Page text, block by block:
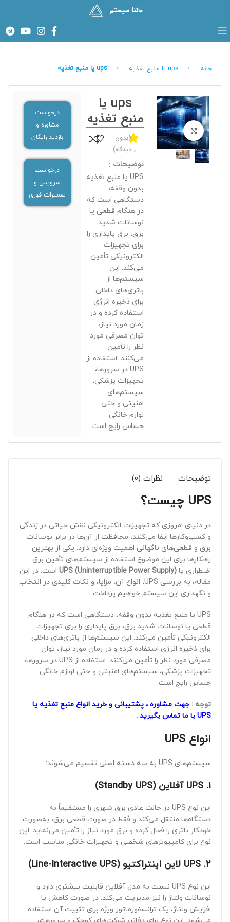
خانه ups یا منبع تغذیه ups یا منبع تغذیه
برای بزرگنمایی کلیک کنید
ups یا
منبع تغذیه
0
(بدون
دیدگاه)
توضیحات :
UPS یا منبع تغذیه
بدون وقفه،
دستگاهی است که
در هنگام قطعی یا
نوسانات شدید
برق، برق پایداری را
برای تجهیزات
الکترونیکی تأمین
می‌کند. این
سیستم‌ها از
باتری‌های داخلی
برای ذخیره انرژی
استفاده کرده و در
زمان مورد نیاز،
توان مصرفی مورد
نظر را تأمین
می‌کنند. استفاده از
UPS در سرورها،
تجهیزات پزشکی،
سیستم‌های
امنیتی و حتی
لوازم خانگی
حساس رایج است.
درخواست
مشاوره و
بازدید رایگان
درخواست
سرویس و
تعمیرات فوری
توضیحات نظرات (0)
UPS چیست؟
در دنیای امروزی که تجهیزات الکترونیکی نقش حیاتی در زندگی
و کسب‌وکارها ایفا می‌کنند، محافظت از آن‌ها در برابر نوسانات
برق و قطعی‌های ناگهانی اهمیت ویژه‌ای دارد. یکی از بهترین
راهکارها برای این موضوع استفاده از سیستم‌های تأمین برق
اضطراری یا UPS (Uninterruptible Power Supply) است. در این
مقاله، به بررسی UPS، انواع آن، مزایا، و نکات کلیدی در انتخاب
و نگهداری این سیستم خواهیم پرداخت.
UPS یا منبع تغذیه بدون وقفه، دستگاهی است که در هنگام
قطعی یا نوسانات شدید برق، برق پایداری را برای تجهیزات
الکترونیکی تأمین می‌کند. این سیستم‌ها از باتری‌های داخلی
برای ذخیره انرژی استفاده کرده و در زمان مورد نیاز، توان
مصرفی مورد نظر را تأمین می‌کنند. استفاده از UPS در سرورها،
تجهیزات پزشکی، سیستم‌های امنیتی و حتی لوازم خانگی
حساس رایج است.
توجه : جهت مشاوره ، پشتیبانی و خرید انواع منبع تغذیه یا
UPS با ما تماس بگیرید .
انواع UPS
سیستم‌های UPS به سه دسته اصلی تقسیم می‌شوند:
1. UPS آفلاین (Standby UPS)
این نوع UPS در حالت عادی برق شهری را مستقیماً به
دستگاه‌ها منتقل می‌کند و فقط در صورت قطعی برق، به‌صورت
خودکار باتری را فعال کرده و برق مورد نیاز را تأمین می‌نماید. این
نوع برای کامپیوترهای شخصی و تجهیزات خانگی مناسب است.
2. UPS لاین اینتراکتیو (Line-Interactive UPS)
این نوع UPS نسبت به مدل آفلاین قابلیت بیشتری دارد و
نوسانات ولتاژ را نیز مدیریت می‌کند. در صورت کاهش یا
افزایش ولتاژ، یک ترانسفورماتور ویژه برای تثبیت آن استفاده